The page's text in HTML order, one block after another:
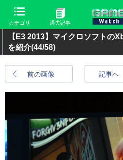
カテゴリ 過去記事
【E3 2013】マイクロソフトの
を紹介(44/58)
前の画像 記事へ